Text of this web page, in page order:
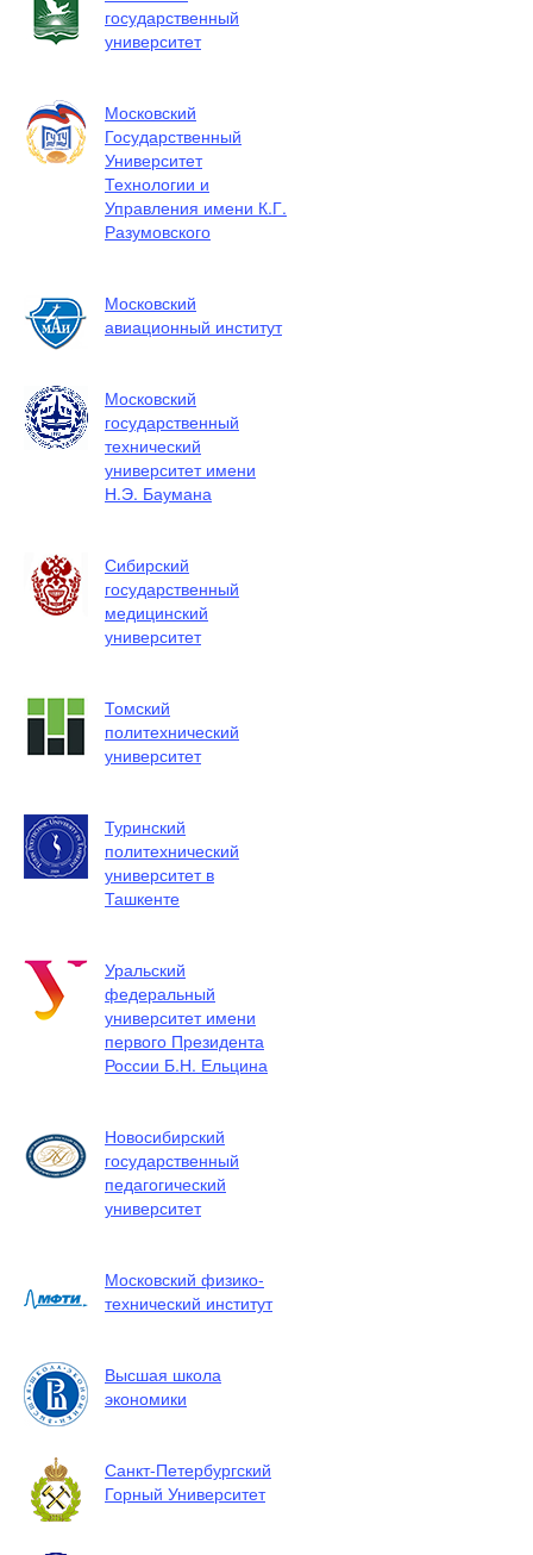
государственный
университет
Московский
Государственный
Университет
Технологии и
Управления имени К.Г.
Разумовского
Московский
авиационный институт
Московский
государственный
технический
университет имени
Н.Э. Баумана
Сибирский
государственный
медицинский
университет
Томский
политехнический
университет
Туринский
политехнический
университет в
Ташкенте
Уральский
федеральный
университет имени
первого Президента
России Б.Н. Ельцина
Новосибирский
государственный
педагогический
университет
Московский физико-
технический институт
Высшая школа
экономики
Санкт-Петербургский
Горный Университет